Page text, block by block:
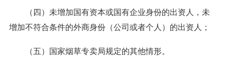
（四）未增加国有资本或国有企业身份的出资人，未
增加不符合条件的外商身份（公司或者个人）的出资人；
（五）国家烟草专卖局规定的其他情形。